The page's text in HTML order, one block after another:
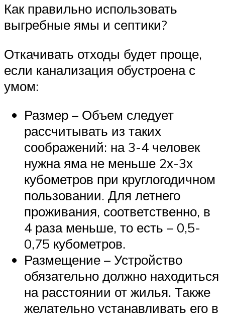
Как правильно использовать
выгребные ямы и септики?
Откачивать отходы будет проще,
если канализация обустроена с
умом:
Размер – Объем следует
рассчитывать из таких
соображений: на 3-4 человек
нужна яма не меньше 2х-3х
кубометров при круглогодичном
пользовании. Для летнего
проживания, соответственно, в
4 раза меньше, то есть – 0,5-
0,75 кубометров.
Размещение – Устройство
обязательно должно находиться
на расстоянии от жилья. Также
желательно устанавливать его в